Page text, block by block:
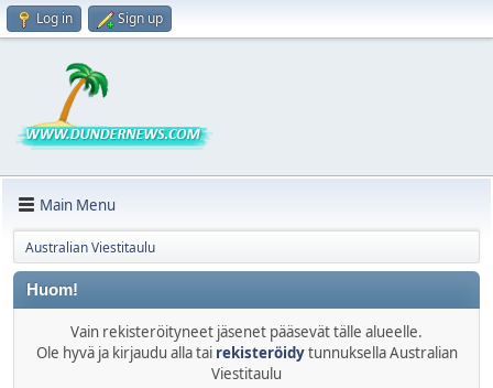
Log in Sign up
Main Menu
Australian Viestitaulu
Huom!
Vain rekisteröityneet jäsenet pääsevät tälle alueelle.
Ole hyvä ja kirjaudu alla tai rekisteröidytunnuksella Australian
Viestitaulu